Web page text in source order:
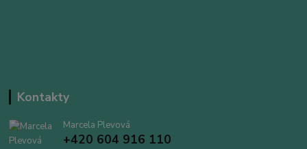
Kontakty
Marcela Plevová
+420 604 916 110